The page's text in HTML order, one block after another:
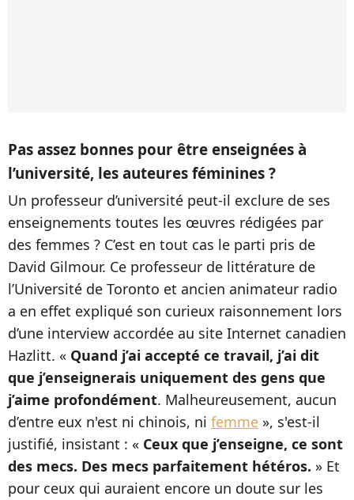
Pas assez bonnes pour être enseignées à
l’université, les auteures féminines ?
Un professeur d’université peut-il exclure de ses
enseignements toutes les œuvres rédigées par
des femmes ? C’est en tout cas le parti pris de
David Gilmour. Ce professeur de littérature de
l’Université de Toronto et ancien animateur radio
a en effet expliqué son curieux raisonnement lors
d’une interview accordée au site Internet canadien
Hazlitt. « Quand j’ai accepté ce travail, j’ai dit
que j’enseignerais uniquement des gens que
j’aime profondément. Malheureusement, aucun
d’entre eux n'est ni chinois, ni femme », s'est-il
justifié, insistant : « Ceux que j’enseigne, ce sont
des mecs. Des mecs parfaitement hétéros. » Et
pour ceux qui auraient encore un doute sur les